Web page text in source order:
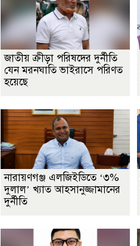
জাতীয় ক্রীড়া পরিষদের দুর্নীতি
যেন মরনঘাতি ভাইরাসে পরিণত
হয়েছে
নারায়ণগঞ্জ এলজিইডিতে ‘৩%
দুলাল’ খ্যাত আহসানুজ্জামানের
দুর্নীতি